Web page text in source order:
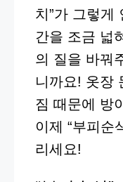
치”가 그렇게
간을 조금 넓
의 질을 바꿔
니까요! 옷장
짐 때문에 방
이제 “부피순
리세요!